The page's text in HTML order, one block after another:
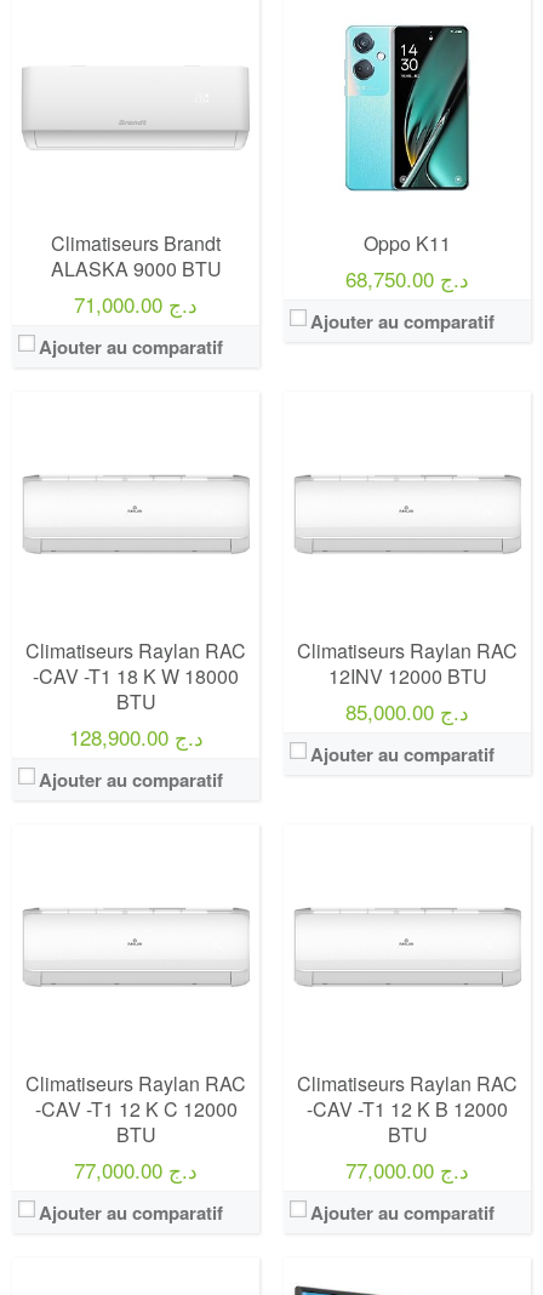
Climatiseurs Brandt
ALASKA 9000 BTU
71,000.00 د.ج
Ajouter au comparatif
Oppo K11
68,750.00 د.ج
Ajouter au comparatif
Climatiseurs Raylan RAC
-CAV -T1 18 K W 18000
BTU
128,900.00 د.ج
Ajouter au comparatif
Climatiseurs Raylan RAC
12INV 12000 BTU
85,000.00 د.ج
Ajouter au comparatif
Climatiseurs Raylan RAC
-CAV -T1 12 K C 12000
BTU
77,000.00 د.ج
Ajouter au comparatif
Climatiseurs Raylan RAC
-CAV -T1 12 K B 12000
BTU
77,000.00 د.ج
Ajouter au comparatif
View Details →